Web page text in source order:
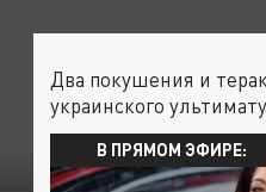
Два покушения и
украинского
В ПРЯМОМ ЭФИРЕ: